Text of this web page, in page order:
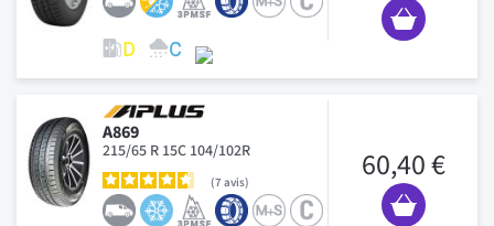
A869
215/65 R 15C 104/102R
7 avis 60,40 €